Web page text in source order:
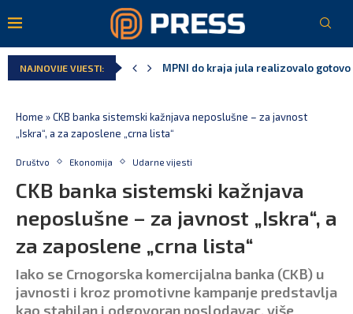
NAJNOVIJE VIJESTI:
U prethodnih pet godina: Vučić tri
Home »CKB banka sistemski kažnjava neposlušne – za javnost
„Iskra“, a za zaposlene „crna lista“
Društvo Ekonomija Udarne vijesti
CKB banka sistemski kažnjava
neposlušne – za javnost „Iskra“, a
za zaposlene „crna lista“
Iako se Crnogorska komercijalna banka (CKB) u
javnosti i kroz promotivne kampanje predstavlja
kao stabilan i odgovoran poslodavac, više